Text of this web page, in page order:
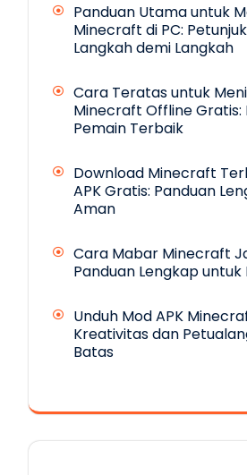
Panduan Utama untuk
Minecraft di PC:
Langkah demi Langkah
Cara Teratas untuk
Minecraft Offline Gratis:
Pemain Terbaik
Download Minecraft
APK Gratis: Panduan
Aman
Cara Mabar Minecraft
Panduan Lengkap untuk
Unduh Mod APK
Kreativitas dan
Batas